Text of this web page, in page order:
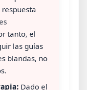
tanto, el
las guías
blandas, no
Dado el